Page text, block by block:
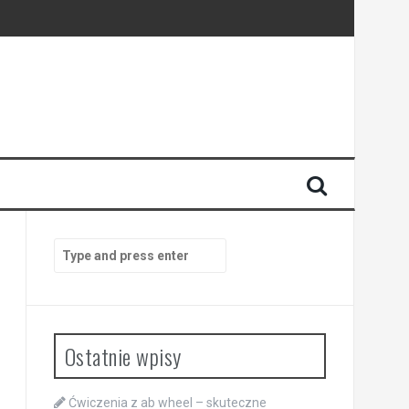
for:
Ostatnie wpisy
Ćwiczenia z ab wheel – skuteczne